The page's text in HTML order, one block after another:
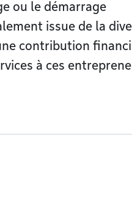
ou le démarrage
issue de la
contribution
à ces